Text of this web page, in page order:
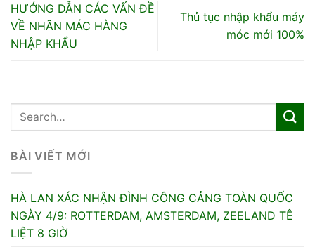
HƯỚNG DẪN CÁC VẤN ĐỀ
VỀ NHÃN MÁC HÀNG
NHẬP KHẨU
Thủ tục nhập khẩu máy
móc mới 100%
BÀI VIẾT MỚI
HÀ LAN XÁC NHẬN ĐÌNH CÔNG CẢNG TOÀN QUỐC
NGÀY 4/9: ROTTERDAM, AMSTERDAM, ZEELAND TÊ
LIỆT 8 GIỜ